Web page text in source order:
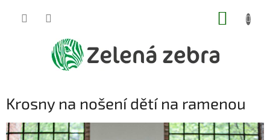
Krosny na nošení dětí na ramenou